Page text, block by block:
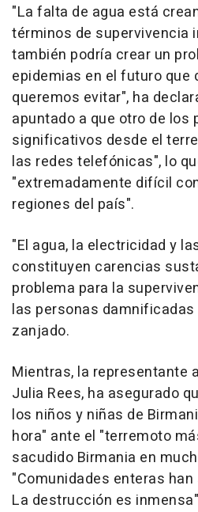
"La falta de agua está
términos de supervivencia
también podría crear un
epidemias en el futuro que
queremos evitar", ha
apuntado a que otro de los
significativos desde el
las redes telefónicas", lo
"extremadamente difícil
regiones del país".
"El agua, la electricidad y
constituyen carencias
problema para la
las personas
zanjado.
Mientras, la representante
Julia Rees, ha asegurado
los niños y niñas de
hora" ante el "terremoto
sacudido Birmania en
"Comunidades enteras
La destrucción es